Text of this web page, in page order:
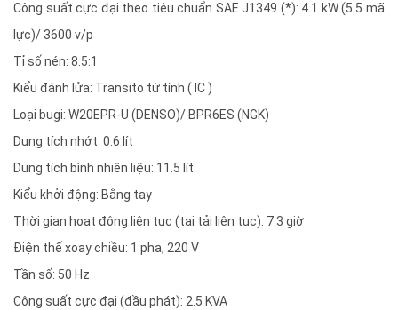
Công suất cực đại theo tiêu chuẩn SAE J1349 (*): 4.1 kW (5.5 mã
lực)/ 3600 v/p
Tỉ số nén: 8.5:1
Kiểu đánh lửa: Transito từ tính ( IC )
Loại bugi: W20EPR-U (DENSO)/ BPR6ES (NGK)
Dung tích nhớt: 0.6 lít
Dung tích bình nhiên liệu: 11.5 lít
Kiểu khởi động: Bằng tay
Thời gian hoạt động liên tục (tại tải liên tục): 7.3 giờ
Điện thế xoay chiều: 1 pha, 220 V
Tần số: 50 Hz
Công suất cực đại (đầu phát): 2.5 KVA